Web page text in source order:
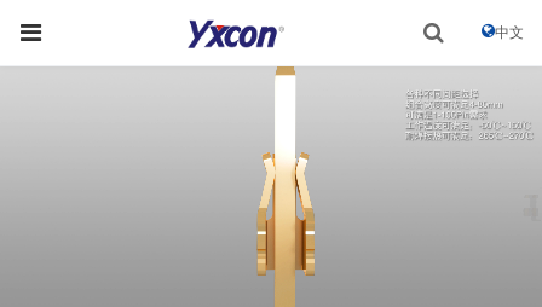
中文